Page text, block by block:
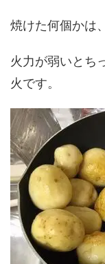
焼けた何個かは
火力が弱いとち
火です。